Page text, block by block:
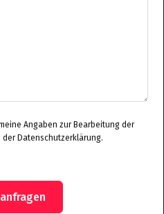
Angaben zur Bearbeitung der
der Datenschutzerklärung.